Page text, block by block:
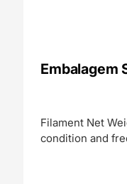
Embalagem
Filament Net
condition and